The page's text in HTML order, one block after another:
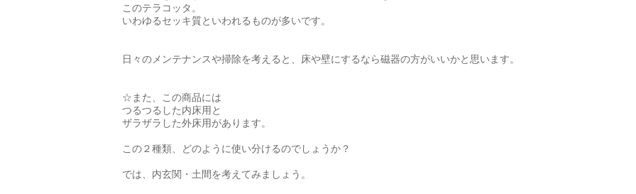
このテラコッタ。
いわゆるセッキ質といわれるものが多いです。
日々のメンテナンスや掃除を考えると、床や壁にするなら磁器の方がいいかと思います。
☆また、この商品には
つるつるした内床用と
ザラザラした外床用があります。
この２種類、どのように使い分けるのでしょうか？
では、内玄関・土間を考えてみましょう。